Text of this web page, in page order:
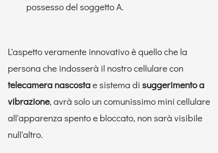
possesso del soggetto A.
L'aspetto veramente innovativo è quello che la
persona che indosserà il nostro cellulare con
telecamera nascostae sistema di suggerimento a
vibrazione, avrà solo un comunissimo mini cellulare
all'apparenza spento e bloccato, non sarà visibile
null'altro.